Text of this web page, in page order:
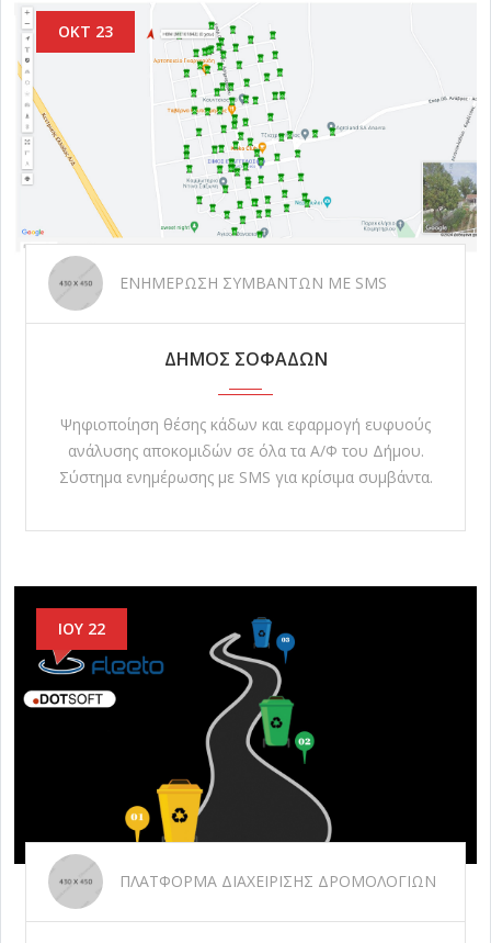
ΟΚΤ 23
ΕΝΗΜΕΡΩΣΗ ΣΥΜΒΑΝΤΩΝ ΜΕ SMS
ΔΗΜΟΣ ΣΟΦΑΔΩΝ
Ψηφιοποίηση θέσης κάδων και εφαρμογή ευφυούς
ανάλυσης αποκομιδών σε όλα τα Α/Φ του Δήμου.
Σύστημα ενημέρωσης με SMS για κρίσιμα συμβάντα.
ΙΟΥ 22
ΠΛΑΤΦΟΡΜΑ ΔΙΑΧΕΙΡΙΣΗΣ ΔΡΟΜΟΛΟΓΙΩΝ